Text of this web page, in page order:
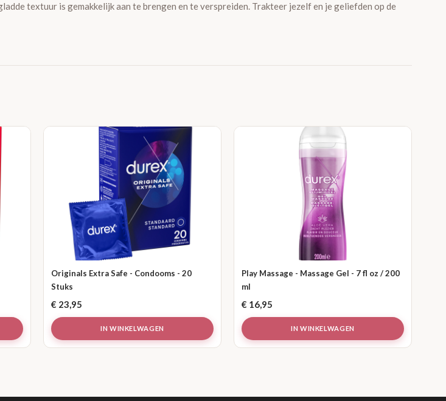
textuur is gemakkelijk aan te brengen en te verspreiden. Trakteer jezelf en je geliefden op de
Originals Extra Safe - Condooms - 20
Stuks
€ 23,95
IN WINKELWAGEN
Play Massage - Massage Gel - 7 fl oz / 200
ml
€ 16,95
IN WINKELWAGEN